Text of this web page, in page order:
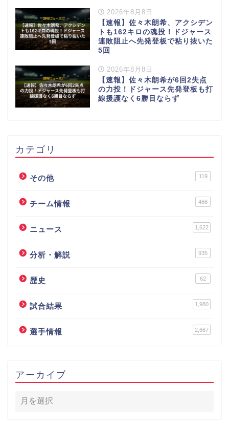
2026年8月8日
【速報】佐々木朗希、アクシデン
トも162キロの魂投！ドジャース
連敗阻止へ先発登板で粘り抜いた
5回
2026年8月8日
【速報】佐々木朗希が6回2失点
の力投！ドジャース先発登板も打
線援護なく6勝目ならず
カテゴリ
その他 119
チーム情報 466
ニュース 1,622
分析・解説 935
歴史 62
試合結果 1,980
選手情報 2,667
アーカイブ